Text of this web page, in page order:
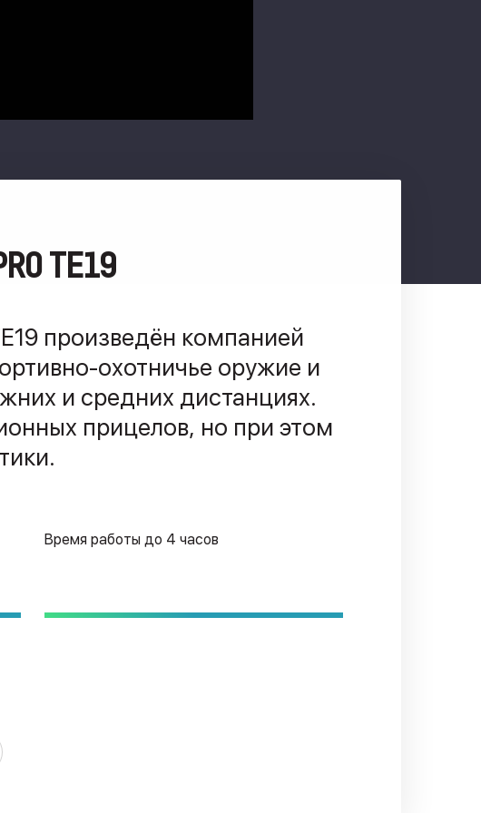
TE19
произведён компанией
охотничье оружие и
и средних дистанциях.
прицелов, но при этом
Время работы до 4 часов